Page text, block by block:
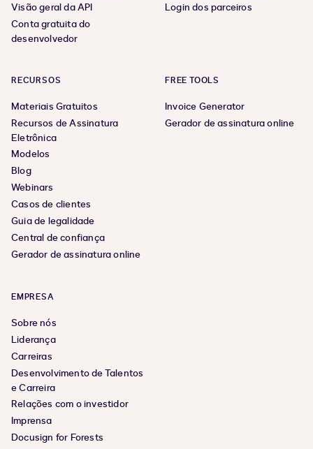
Visão geral da API
Conta gratuita do
desenvolvedor
Login dos parceiros
RECURSOS
Materiais Gratuitos
Recursos de Assinatura
Eletrônica
Modelos
Blog
Webinars
Casos de clientes
Guia de legalidade
Central de confiança
Gerador de assinatura online
FREE TOOLS
Invoice Generator
Gerador de assinatura online
EMPRESA
Sobre nós
Liderança
Carreiras
Desenvolvimento de Talentos
e Carreira
Relações com o investidor
Imprensa
Docusign for Forests